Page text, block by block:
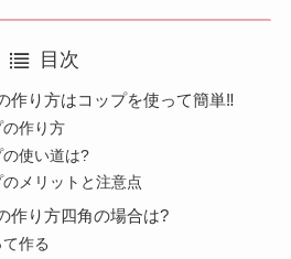
目次
作り方はコップを使って簡単‼︎
作り方
使い道は?
メリットと注意点
作り方四角の場合は?
作る